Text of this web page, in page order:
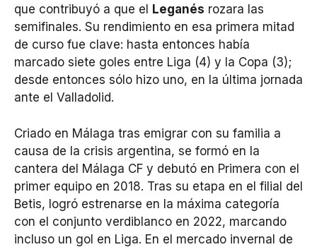
que contribuyó a que el
Leganés rozara las
semifinales. Su rendimiento en esa primera mitad
de curso fue clave: hasta entonces había
marcado siete goles entre Liga (4) y la Copa (3);
desde entonces sólo hizo uno, en la última jornada
ante el Valladolid.
Criado en Málaga tras emigrar con su familia a
causa de la crisis argentina, se formó en la
cantera del Málaga CF y debutó en Primera con el
primer equipo en 2018. Tras su etapa en el filial del
Betis, logró estrenarse en la máxima categoría
con el conjunto verdiblanco en 2022, marcando
incluso un gol en Liga. En el mercado invernal de